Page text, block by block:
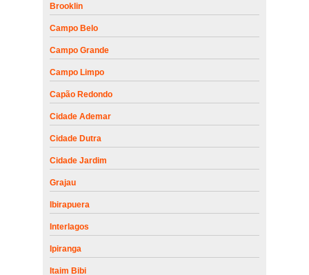
Brooklin
Campo Belo
Campo Grande
Campo Limpo
Capão Redondo
Cidade Ademar
Cidade Dutra
Cidade Jardim
Grajau
Ibirapuera
Interlagos
Ipiranga
Itaim Bibi